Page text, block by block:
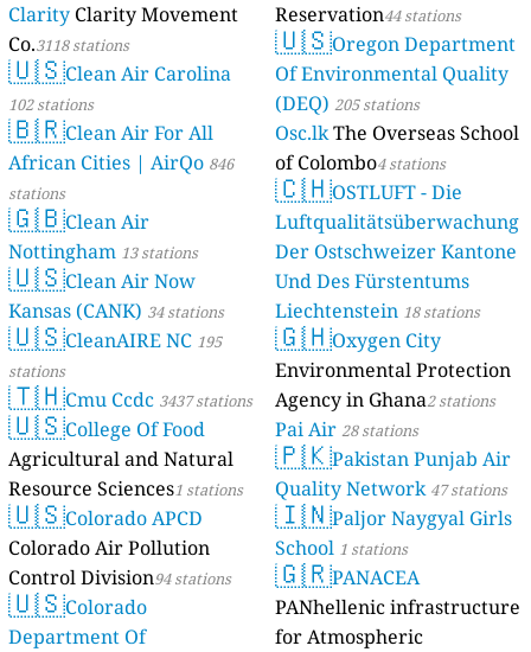
Clarity Clarity Movement
Co.3118 stations
🇺🇸Clean Air Carolina
102 stations
🇧🇷Clean Air For All
African Cities | AirQo 846
stations
🇬🇧Clean Air
Nottingham 13 stations
🇺🇸Clean Air Now
Kansas (CANK) 34 stations
🇺🇸CleanAIRE NC 195
stations
🇹🇭Cmu Ccdc 3437 stations
🇺🇸College Of Food
Agricultural and Natural
Resource Sciences1 stations
🇺🇸Colorado APCD
Colorado Air Pollution
Control Division94 stations
🇺🇸Colorado
Department Of
Reservation44 stations
🇺🇸Oregon Department
Of Environmental Quality
(DEQ) 205 stations
Osc.lkThe Overseas School
of Colombo4 stations
🇨🇭OSTLUFT - Die
Luftqualitätsüberwachung
Der Ostschweizer Kantone
Und Des Fürstentums
Liechtenstein 18 stations
🇬🇭Oxygen City
Environmental Protection
Agency in Ghana2 stations
Pai Air 28 stations
🇵🇰Pakistan Punjab Air
Quality Network 47 stations
🇮🇳Paljor Naygyal Girls
School 1 stations
🇬🇷PANACEA
PANhellenic infrastructure
for Atmospheric